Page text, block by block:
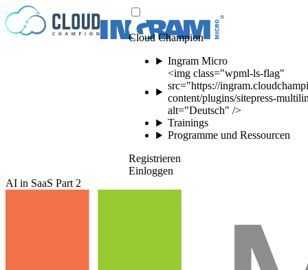
Zum Inhalt springen
Cloud Champion
Ingram Micro
<img class="wpml-ls-flag"
src="https://
content/plugins/sitepress-
alt="Deutsch" />
Trainings
Programme und Ressourcen
Registrieren
Einloggen
AI in SaaS Part 2